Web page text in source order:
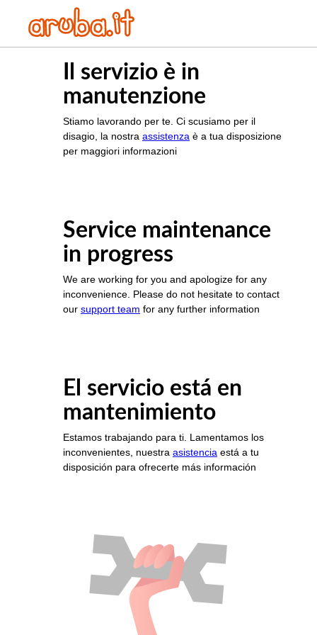
Il servizio è in
manutenzione
Stiamo lavorando per te. Ci scusiamo per il
disagio, la nostra assistenza è a tua disposizione
per maggiori informazioni
Service maintenance
in progress
We are working for you and apologize for any
inconvenience. Please do not hesitate to contact
our support team for any further information
El servicio está en
mantenimiento
Estamos trabajando para ti. Lamentamos los
inconvenientes, nuestra asistencia está a tu
disposición para ofrecerte más información